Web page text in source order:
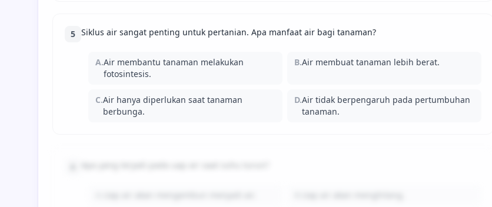
5 Siklus air sangat penting untuk pertanian. Apa manfaat air bagi tanaman?
A.Air membantu tanaman melakukan
fotosintesis.
B.Air membuat tanaman lebih berat.
C.Air hanya diperlukan saat tanaman
berbunga.
D.Air tidak berpengaruh pada pertumbuhan
tanaman.